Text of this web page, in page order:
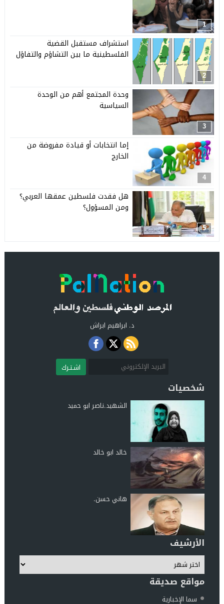
1
2
استشراف مستقبل القضية
الفلسطينية ما بين التشاؤم والتفاؤل
3
وحدة المجتمع أهم من الوحدة
السياسية
4
إما انتخابات أو قيادة مفروضة من
الخارج
5
هل فقدت فلسطين عمقها العربي؟
ومن المسؤول؟
د. ابراهيم ابراش
اشـتـرك
شخصيات
الشهيد.ناصر ابو حميد
خالد ابو خالد
هاني حسن.
الأرشيف
مواقع صديقة
سما الإخبارية